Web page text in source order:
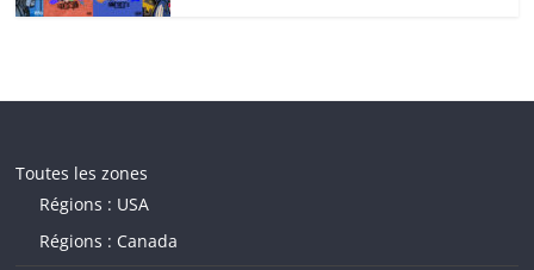
Toutes les zones
Régions : USA
Régions : Canada